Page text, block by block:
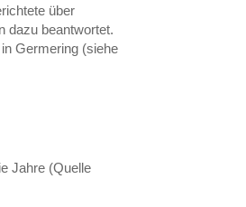
über
dazu beantwortet.
Germering (siehe
Jahre (Quelle